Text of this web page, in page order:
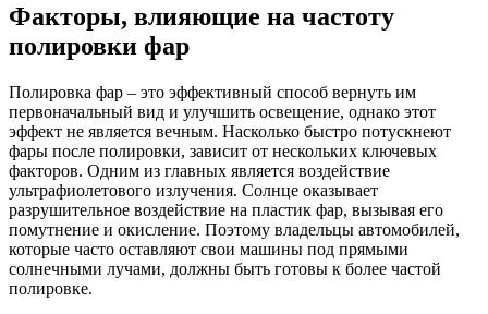
Факторы, влияющие на частоту
полировки фар
Полировка фар – это эффективный способ вернуть им
первоначальный вид и улучшить освещение, однако этот
эффект не является вечным. Насколько быстро потускнеют
фары после полировки, зависит от нескольких ключевых
факторов. Одним из главных является воздействие
ультрафиолетового излучения. Солнце оказывает
разрушительное воздействие на пластик фар, вызывая его
помутнение и окисление. Поэтому владельцы автомобилей,
которые часто оставляют свои машины под прямыми
солнечными лучами, должны быть готовы к более частой
полировке.